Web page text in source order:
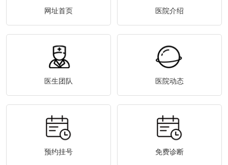
网址首页 医院介绍
医生团队 医院动态
预约挂号 免费诊断